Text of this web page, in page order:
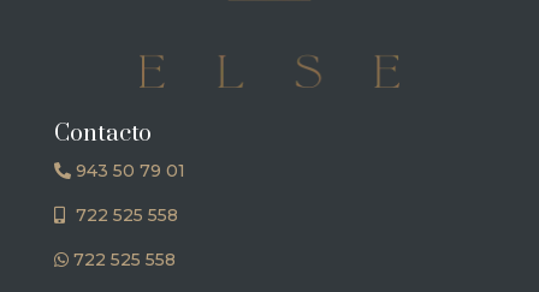
Contacto
943 50 79 01
722 525 558
722 525 558